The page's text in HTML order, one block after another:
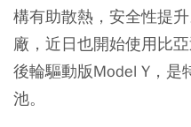
構有助散熱，安全性提
廠，近日也開始使用比
後輪驅動版Model Y，是
池。